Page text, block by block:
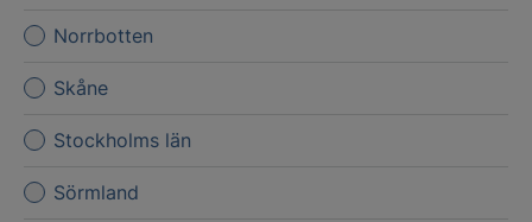
Norrbotten
Skåne
Stockholms län
Sörmland